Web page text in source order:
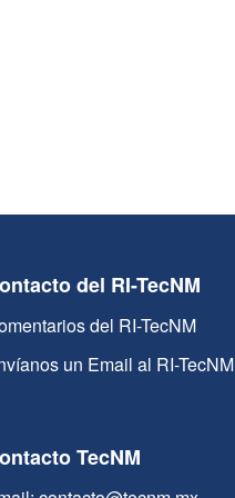
del RI-TecNM
del RI-TecNM
un Email al RI-TecNM
TecNM